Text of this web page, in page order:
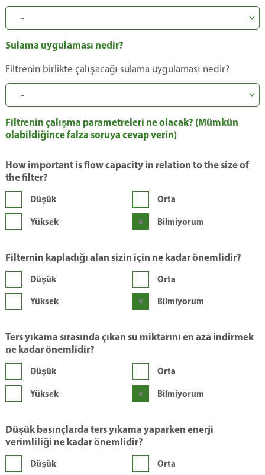
Sulama uygulaması nedir?
Filtrenin birlikte çalışacağı sulama uygulaması nedir?
Filtrenin çalışma parametreleri ne olacak? (Mümkün
olabildiğince falza soruya cevap verin)
How important is flow capacity in relation to the size of
the filter?
Düşük
Orta
Yüksek
Bilmiyorum
Filternin kapladığı alan sizin için ne kadar önemlidir?
Düşük
Orta
Yüksek
Bilmiyorum
Ters yıkama sırasında çıkan su miktarını en aza indirmek
ne kadar önemlidir?
Düşük
Orta
Yüksek
Bilmiyorum
Düşük basınçlarda ters yıkama yaparken enerji
verimliliği ne kadar önemlidir?
Düşük
Orta